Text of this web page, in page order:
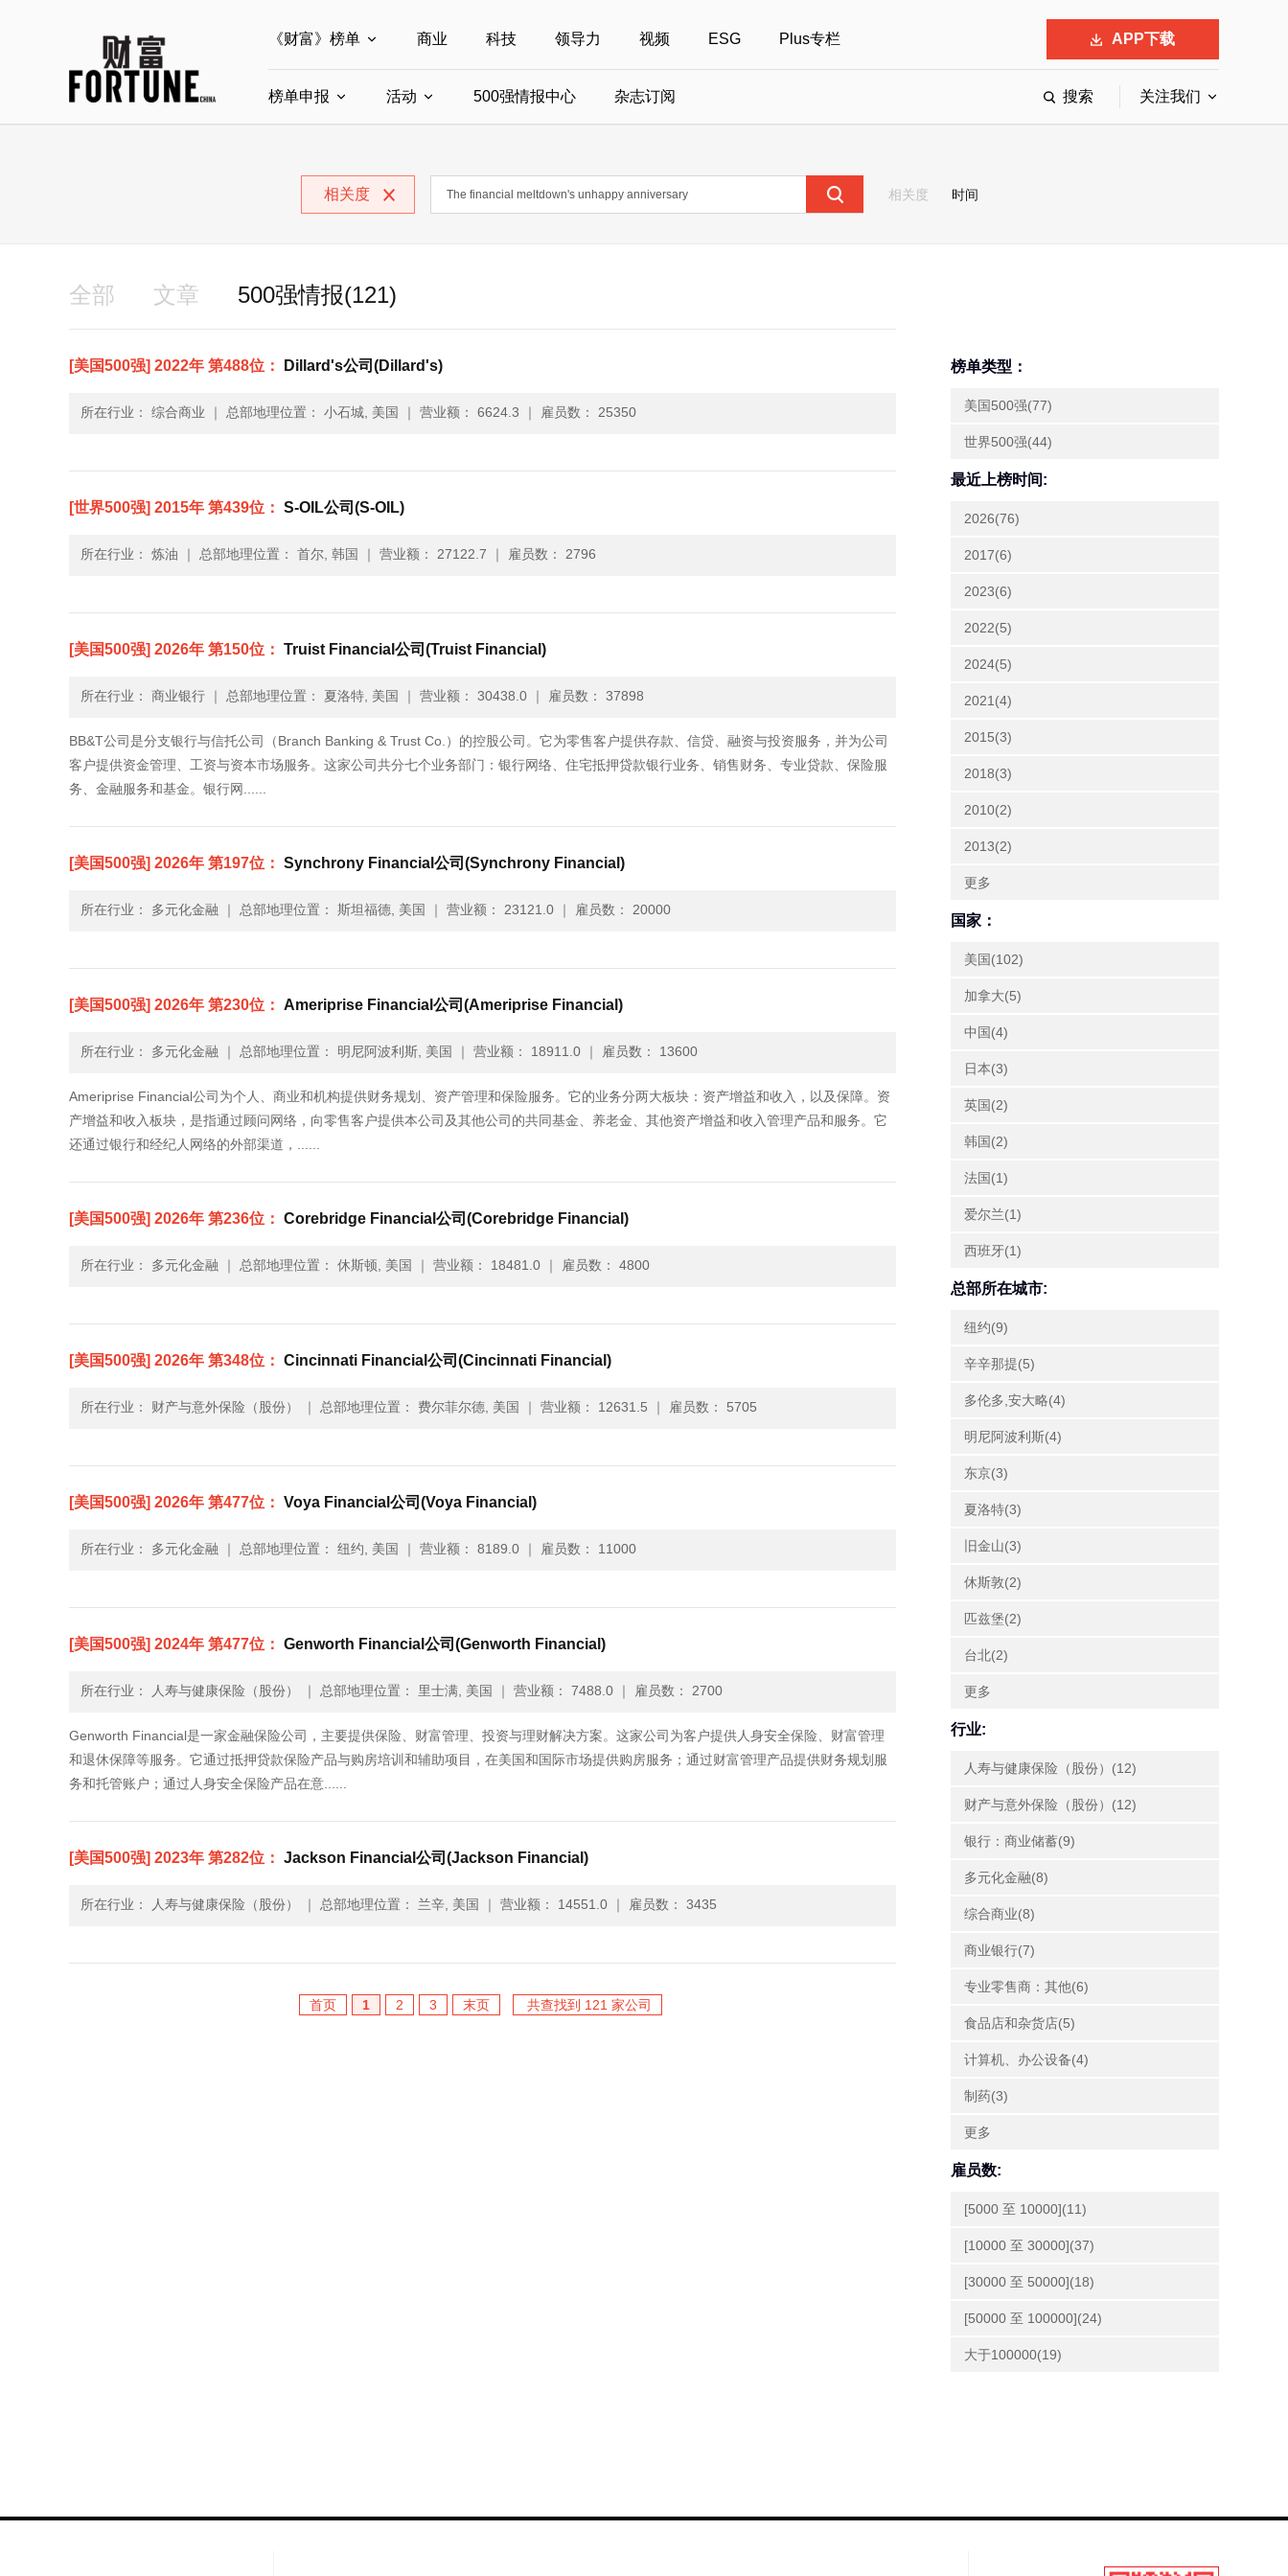
《财富》榜单
全部榜单
中国最具影响力商界女性
商业 科技 领导力 视频 ESG Plus专栏 APP下载
榜单申报
中国ESG影响力榜申报 中国40位40岁以下的商界精英申报 中国最具社会影响力的创业公司申报
活动
财富MPW女性峰会 财富世界500强峰会 财富40U40创想会
500强情报中心 杂志订阅 搜索 关注我们
相关度 相关度 时间
全部 文章 500强情报(121)
[美国500强] 2022年 第488位： Dillard's公司(Dillard's)
所在行业： 综合商业 ｜ 总部地理位置： 小石城, 美国 ｜ 营业额： 6624.3 ｜ 雇员数： 25350
[世界500强] 2015年 第439位： S-OIL公司(S-OIL)
所在行业： 炼油 ｜ 总部地理位置： 首尔, 韩国 ｜ 营业额： 27122.7 ｜ 雇员数： 2796
[美国500强] 2026年 第150位： Truist Financial公司(Truist Financial)
所在行业： 商业银行 ｜ 总部地理位置： 夏洛特, 美国 ｜ 营业额： 30438.0 ｜ 雇员数： 37898
BB&T公司是分支银行与信托公司（Branch Banking & Trust Co.）的控股公司。它为零售客户提供存款、信贷、融资与投资服务，并为公司
客户提供资金管理、工资与资本市场服务。这家公司共分七个业务部门：银行网络、住宅抵押贷款银行业务、销售财务、专业贷款、保险服
务、金融服务和基金。银行网......
[美国500强] 2026年 第197位： Synchrony Financial公司(Synchrony Financial)
所在行业： 多元化金融 ｜ 总部地理位置： 斯坦福德, 美国 ｜ 营业额： 23121.0 ｜ 雇员数： 20000
[美国500强] 2026年 第230位： Ameriprise Financial公司(Ameriprise Financial)
所在行业： 多元化金融 ｜ 总部地理位置： 明尼阿波利斯, 美国 ｜ 营业额： 18911.0 ｜ 雇员数： 13600
Ameriprise Financial公司为个人、商业和机构提供财务规划、资产管理和保险服务。它的业务分两大板块：资产增益和收入，以及保障。资
产增益和收入板块，是指通过顾问网络，向零售客户提供本公司及其他公司的共同基金、养老金、其他资产增益和收入管理产品和服务。它
还通过银行和经纪人网络的外部渠道，......
[美国500强] 2026年 第236位： Corebridge Financial公司(Corebridge Financial)
所在行业： 多元化金融 ｜ 总部地理位置： 休斯顿, 美国 ｜ 营业额： 18481.0 ｜ 雇员数： 4800
[美国500强] 2026年 第348位： Cincinnati Financial公司(Cincinnati Financial)
所在行业： 财产与意外保险（股份） ｜ 总部地理位置： 费尔菲尔德, 美国 ｜ 营业额： 12631.5 ｜ 雇员数： 5705
[美国500强] 2026年 第477位： Voya Financial公司(Voya Financial)
所在行业： 多元化金融 ｜ 总部地理位置： 纽约, 美国 ｜ 营业额： 8189.0 ｜ 雇员数： 11000
[美国500强] 2024年 第477位： Genworth Financial公司(Genworth Financial)
所在行业： 人寿与健康保险（股份） ｜ 总部地理位置： 里士满, 美国 ｜ 营业额： 7488.0 ｜ 雇员数： 2700
Genworth Financial是一家金融保险公司，主要提供保险、财富管理、投资与理财解决方案。这家公司为客户提供人身安全保险、财富管理
和退休保障等服务。它通过抵押贷款保险产品与购房培训和辅助项目，在美国和国际市场提供购房服务；通过财富管理产品提供财务规划服
务和托管账户；通过人身安全保险产品在意......
[美国500强] 2023年 第282位： Jackson Financial公司(Jackson Financial)
所在行业： 人寿与健康保险（股份） ｜ 总部地理位置： 兰辛, 美国 ｜ 营业额： 14551.0 ｜ 雇员数： 3435
首页 1 2 3 末页 共查找到 121 家公司
榜单类型：
美国500强(77)
世界500强(44)
最近上榜时间:
2026(76)
2017(6)
2023(6)
2022(5)
2024(5)
2021(4)
2015(3)
2018(3)
2010(2)
2013(2)
更多
国家：
美国(102)
加拿大(5)
中国(4)
日本(3)
英国(2)
韩国(2)
法国(1)
爱尔兰(1)
西班牙(1)
总部所在城市:
纽约(9)
辛辛那提(5)
多伦多,安大略(4)
明尼阿波利斯(4)
东京(3)
夏洛特(3)
旧金山(3)
休斯敦(2)
匹兹堡(2)
台北(2)
更多
行业:
人寿与健康保险（股份）(12)
财产与意外保险（股份）(12)
银行：商业储蓄(9)
多元化金融(8)
综合商业(8)
商业银行(7)
专业零售商：其他(6)
食品店和杂货店(5)
计算机、办公设备(4)
制药(3)
更多
雇员数:
[5000 至 10000](11)
[10000 至 30000](37)
[30000 至 50000](18)
[50000 至 100000](24)
大于100000(19)